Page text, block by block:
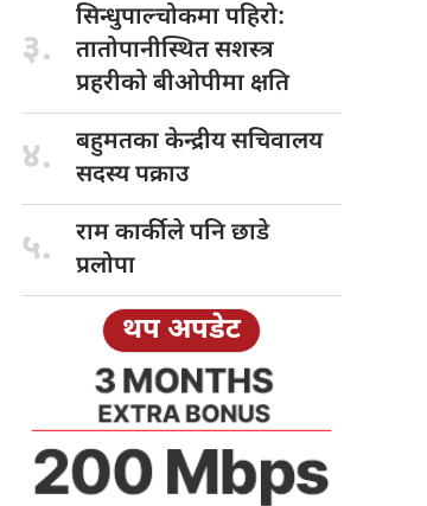
३.
सिन्धुपाल्चोकमा पहिरो:
तातोपानीस्थित सशस्त्र
प्रहरीको बीओपीमा क्षति
४. बहुमतका केन्द्रीयसचिवालय
सदस्य पक्राउ
५. राम कार्कीलेपनि छाडे
प्रलोपा
थप अपडेट